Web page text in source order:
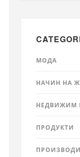
МОДА
НАЧИН НА
НЕДВИЖИМ
ПРОДУКТИ